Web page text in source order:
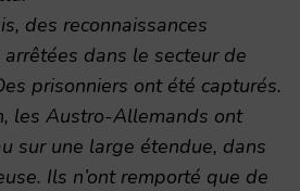
des reconnaissances
dans le secteur de
prisonniers ont été capturés.
les Austro-Allemands ont
sur une large étendue, dans
Ils n’ont remporté que de